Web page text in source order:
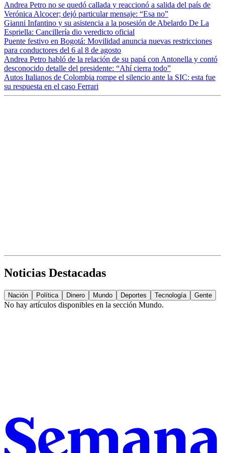
Andrea Petro no se quedó callada y reaccionó a salida del país de
Verónica Alcocer; dejó particular mensaje: “Esa no”
Gianni Infantino y su asistencia a la posesión de Abelardo De La
Espriella: Cancillería dio veredicto oficial
Puente festivo en Bogotá: Movilidad anuncia nuevas restricciones
para conductores del 6 al 8 de agosto
Andrea Petro habló de la relación de su papá con Antonella y contó
desconocido detalle del presidente: “Ahí cierra todo”
Autos Italianos de Colombia rompe el silencio ante la SIC: esta fue
su respuesta en el caso Ferrari
Noticias Destacadas
Nación Política Dinero Mundo Deportes Tecnología Gente
No hay artículos disponibles en la sección Mundo.